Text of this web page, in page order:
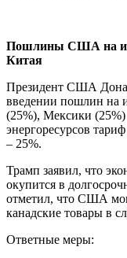
Пошлины США на
Китая
Президент США
введении пошлин на
(25%), Мексики
энергоресурсов
– 25%.
Трамп заявил, что
окупится в
отметил, что США
канадские товары в
Ответные меры: